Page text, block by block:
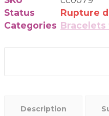
Status
Rupture
Categories Bracelets
Description